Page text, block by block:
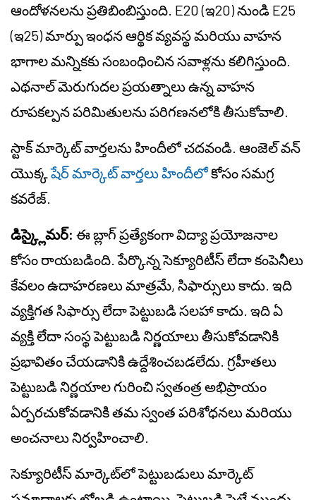
ఆందోళనలను ప్రతిబింబిస్తుంది. E20 (ఇ20) నుండి E25
(ఇ25) మార్పు ఇంధన ఆర్థిక వ్యవస్థ మరియు వాహన
భాగాల మన్నికకు సంబంధించిన సవాళ్లను కలిగిస్తుంది.
ఎథనాల్ మెరుగుదల ప్రయత్నాలు ఉన్న వాహన
రూపకల్పన పరిమితులను పరిగణనలోకి తీసుకోవాలి.
స్టాక్ మార్కెట్ వార్తలను హిందీలో చదవండి. ఆంజెల్ వన్
యొక్కషేర్ మార్కెట్ వార్తలు హిందీలోకోసం సమగ్ర
కవరేజ్.
డిస్క్లైమర్: ఈ బ్లాగ్ ప్రత్యేకంగా విద్యా ప్రయోజనాల
కోసం రాయబడింది. పేర్కొన్న సెక్యూరిటీస్ లేదా కంపెనీలు
కేవలం ఉదాహరణలు మాత్రమే, సిఫార్సులు కాదు. ఇది
వ్యక్తిగత సిఫార్సు లేదా పెట్టుబడి సలహా కాదు. ఇది ఏ
వ్యక్తి లేదా సంస్థ పెట్టుబడి నిర్ణయాలు తీసుకోవడానికి
ప్రభావితం చేయడానికి ఉద్దేశించబడలేదు. గ్రహీతలు
పెట్టుబడి నిర్ణయాల గురించి స్వతంత్ర అభిప్రాయం
ఏర్పరచుకోవడానికి తమ స్వంత పరిశోధనలు మరియు
అంచనాలు నిర్వహించాలి.
సెక్యూరిటీస్ మార్కెట్‌లో పెట్టుబడులు మార్కెట్